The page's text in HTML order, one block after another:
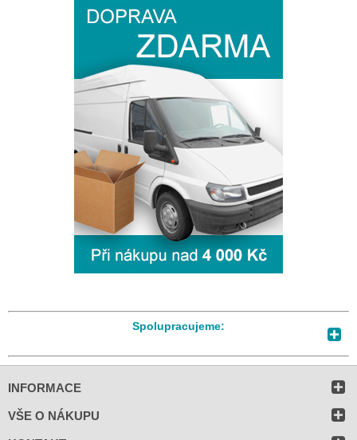
Spolupracujeme:
INFORMACE
VŠE O NÁKUPU